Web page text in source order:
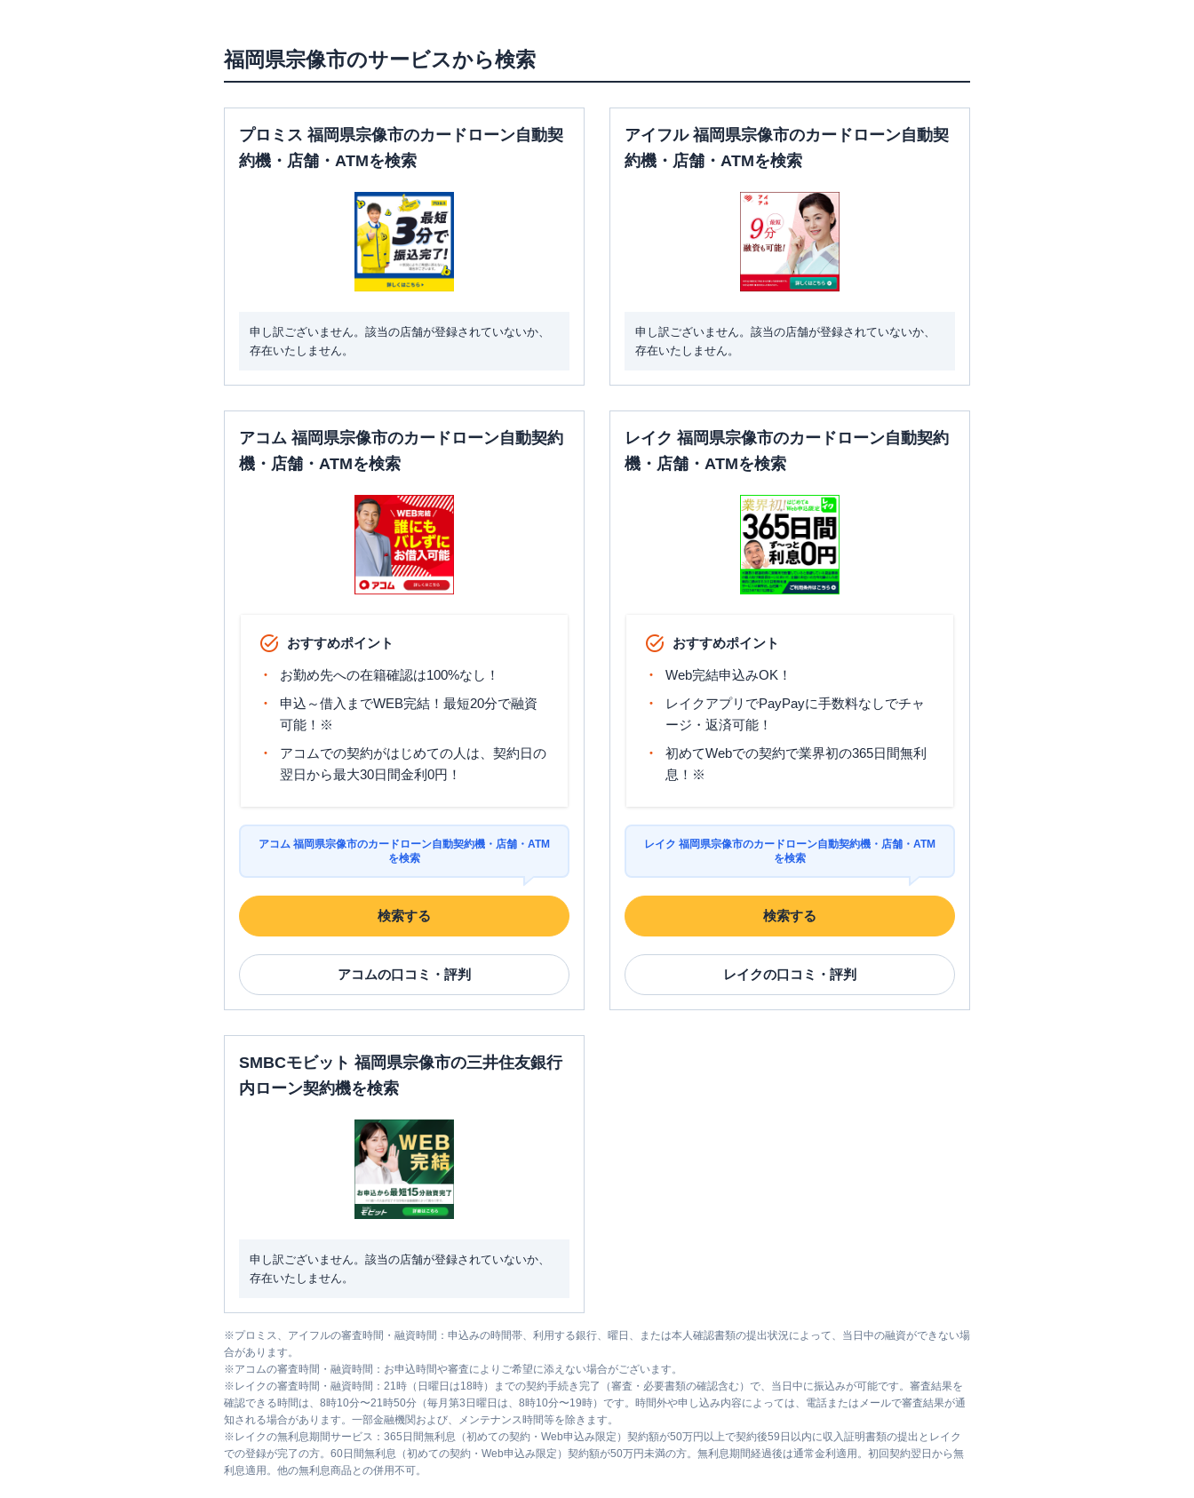
福岡県宗像市のサービスから検索
プロミス 福岡県宗像市のカードローン自動契
約機・店舗・ATMを検索
申し訳ございません。該当の店舗が登録されていないか、
存在いたしません。
アイフル 福岡県宗像市のカードローン自動契
約機・店舗・ATMを検索
申し訳ございません。該当の店舗が登録されていないか、
存在いたしません。
アコム 福岡県宗像市のカードローン自動契約
機・店舗・ATMを検索
おすすめポイント
お勤め先への在籍確認は100%なし！
申込～借入までWEB完結！最短20分で融資
可能！※
アコムでの契約がはじめての人は、契約日の
翌日から最大30日間金利0円！
アコム 福岡県宗像市のカードローン自動契約機・店舗・ATM
を検索
検索する
アコムの口コミ・評判
レイク 福岡県宗像市のカードローン自動契約
機・店舗・ATMを検索
おすすめポイント
Web完結申込みOK！
レイクアプリでPayPayに手数料なしでチャ
ージ・返済可能！
初めてWebでの契約で業界初の365日間無利
息！※
レイク 福岡県宗像市のカードローン自動契約機・店舗・ATM
を検索
検索する
レイクの口コミ・評判
SMBCモビット 福岡県宗像市の三井住友銀行
内ローン契約機を検索
申し訳ございません。該当の店舗が登録されていないか、
存在いたしません。
※プロミス、アイフルの審査時間・融資時間：申込みの時間帯、利用する銀行、曜日、または本人確認書類の提出状況によって、当日中の融資ができない場
合があります。
※アコムの審査時間・融資時間：お申込時間や審査によりご希望に添えない場合がございます。
※ レイクの審査時間・融資時間：21時（日曜日は18時）までの契約手続き完了（審査・必要書類の確認含む）で、当日中に振込みが可能です。審査結果を
確認できる時間は、8時10分〜21時50分（毎月第3日曜日は、8時10分〜19時）です。時間外や申し込み内容によっては、電話またはメールで審査結果が通
知される場合があります。一部金融機関および、メンテナンス時間等を除きます。
※ レイクの無利息期間サービス：365日間無利息（初めての契約・Web申込み限定）契約額が50万円以上で契約後59日以内に収入証明書類の提出とレイク
での登録が完了の方。60日間無利息（初めての契約・Web申込み限定）契約額が50万円未満の方。無利息期間経過後は通常金利適用。初回契約翌日から無
利息適用。他の無利息商品との併用不可。